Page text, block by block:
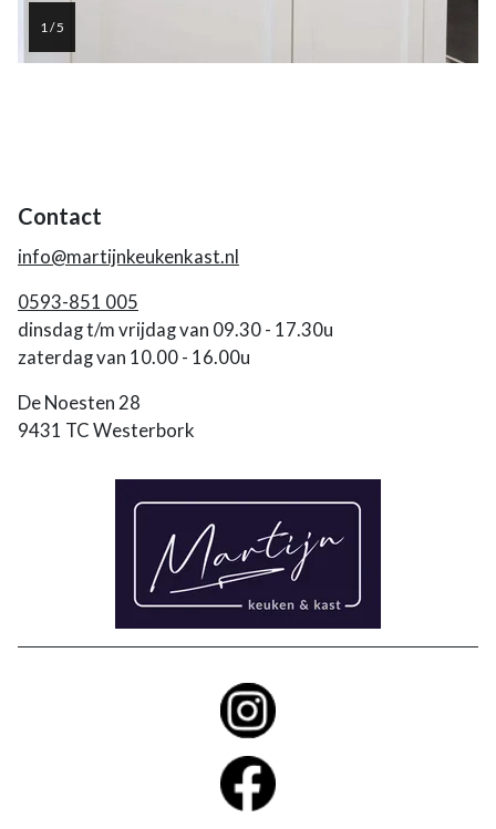
1 / 5
Contact
info@martijnkeukenkast.nl
0593-851 005
dinsdag t/m vrijdag van 09.30 - 17.30u
zaterdag van 10.00 - 16.00u
De Noesten 28
9431 TC Westerbork